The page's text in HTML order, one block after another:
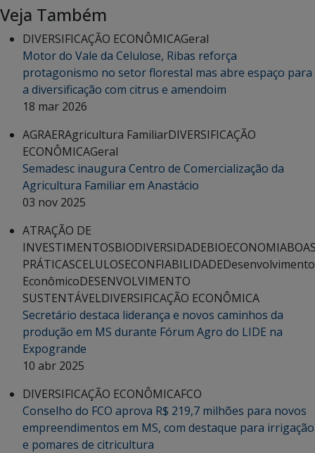
Veja Também
DIVERSIFICAÇÃO ECONÔMICAGeral
Motor do Vale da Celulose, Ribas reforça
protagonismo no setor florestal mas abre espaço para
a diversificação com citrus e amendoim
18 mar 2026
AGRAERAgricultura FamiliarDIVERSIFICAÇÃO
ECONÔMICAGeral
Semadesc inaugura Centro de Comercialização da
Agricultura Familiar em Anastácio
03 nov 2025
ATRAÇÃO DE
INVESTIMENTOSBIODIVERSIDADEBIOECONOMIA
PRÁTICASCELULOSECONFIABILIDADEDesenvolvimento
EconômicoDESENVOLVIMENTO
SUSTENTÁVELDIVERSIFICAÇÃO ECONÔMICA
Secretário destaca liderança e novos caminhos da
produção em MS durante Fórum Agro do LIDE na
Expogrande
10 abr 2025
DIVERSIFICAÇÃO ECONÔMICAFCO
Conselho do FCO aprova R$ 219,7 milhões para novos
empreendimentos em MS, com destaque para irrigação
e pomares de citricultura